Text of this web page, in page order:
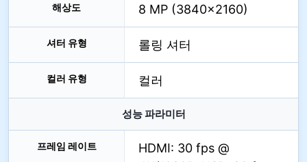
해상도 8 MP (3840×2160)
셔터 유형 롤링 셔터
컬러 유형 컬러
성능 파라미터
프레임 레이트
HDMI: 30 fps @